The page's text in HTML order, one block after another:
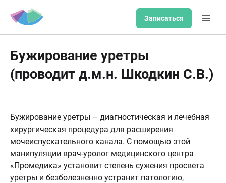
Записаться
Бужирование уретры
(проводит д.м.н. Шкодкин С.В.)
Бужирование уретры – диагностическая и лечебная
хирургическая процедура для расширения
мочеиспускательного канала. С помощью этой
манипуляции врач-уролог медицинского центра
«Промедика» установит степень сужения просвета
уретры и безболезненно устранит патологию,